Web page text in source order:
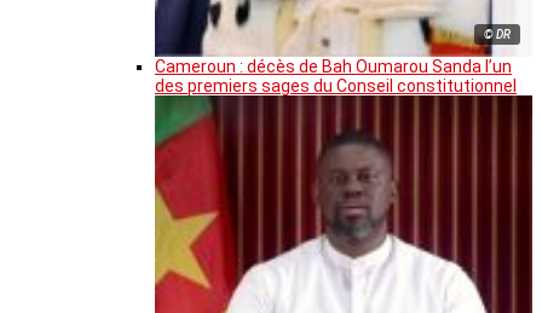
© DR
Cameroun : décès de Bah Oumarou Sanda l’un
des premiers sages du Conseil constitutionnel